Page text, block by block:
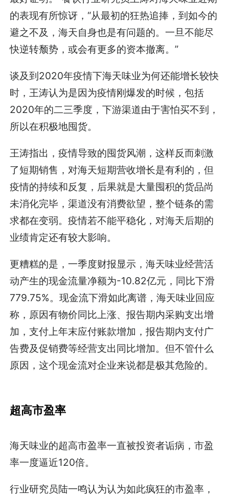
的表现有所惊讶，“从最初的狂热追捧，到如今的
避之不及，海天自身也是有问题的。一旦不能尽
快逆转颓势，或会有更多的资本撤离。”
谈及到2020年疫情下海天味业为何还能增长较快
时，王涛认为是因为疫情刚爆发的时候，包括
2020年的二三季度，下游渠道由于害怕买不到，
所以在积极地囤货。
王涛指出，疫情导致的囤货风潮，这样反而刺激
了短期销售，对海天短期营收增长是有利的，但
疫情的持续和反复，后果就是大量囤积的货品尚
未消化完毕，渠道没有消费欲望，整个链条的需
求都在变弱。疫情若不能平稳化，对海天后期的
业绩肯定还有较大影响。
更糟糕的是，一季度财报显示，海天味业经营活
动产生的现金流量净额为-10.82亿元，同比下滑
779.75%。现金流下滑如此离谱，海天味业回应
称，原因有物价同比上涨、报告期内采购支出增
加，支付上年末应付账款增加，报告期内支付广
告费及促销费等经营支出同比增加。但不管什么
原因，这个现金流对企业来说都是极其危险的。
超高市盈率
海天味业的超高市盈率一直被投资者诟病，市盈
率一度逼近120倍。
行业研究员陆一鸣认为认为如此疯狂的市盈率，